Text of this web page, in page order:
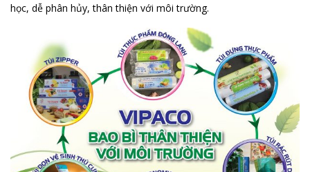
học, dễ phân hủy, thân thiện với môi trường.